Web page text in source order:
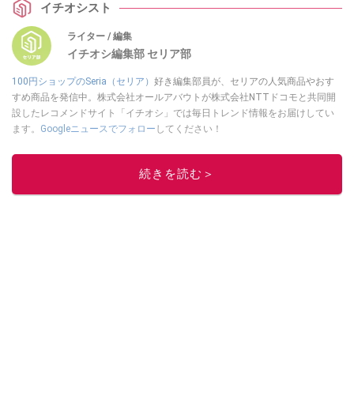
方、セリアのネイル用品を使って作ったおすすめのネイルデザインをまとめ
ました。
イチオシスト
ライター / 編集
イチオシ編集部 セリア部
100円ショップのSeria（セリア） 好き編集部員が、セリアの人気商品やおす
すめ商品を発信中。株式会社オールアバウトが株式会社NTTドコモと共同開
設したレコメンドサイト「イチオシ」では毎日トレンド情報をお届けしてい
ます。 Googleニュースでフォロー してください！
このイチオシストの他の記事を読む
続きを読む＞